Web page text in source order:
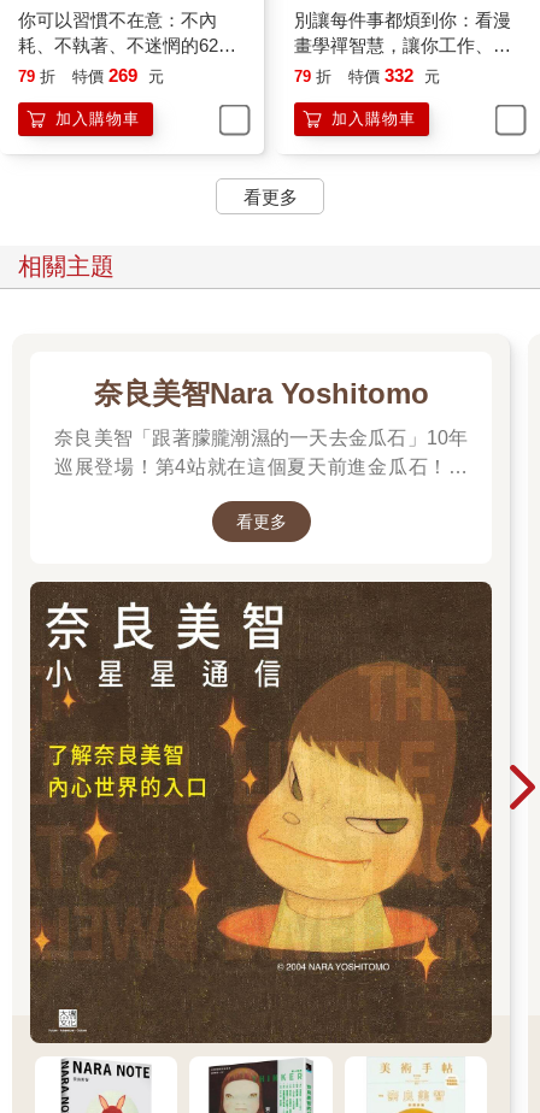
基督教觀點中，最上位是神，其次是神創造的人類，然後才是支
持人類的自然。因為自然支持著人類，所以人類認為可以依據自
己的需求，任意改變自然。這個觀點在根本上與日本大異其趣。
的需求砍伐，改製成人工物品。這些行為當中全無襯托導引出自
大規模農業，大面積翻土，砌建擋土牆，驅動機器耕出廣大麥
另一方面，日本的觀念認為，如此對待自然是一種冒犯。所以，
盡量保留原始地形，慢慢改造成為稻田或農地。
舉例來說，日本的梯田遭逢豪雨時會四處滲水，造成許多地方有
部分毀損。可是，那絕非一切俱毀或大規模的損壞，只需稍事修
理就能恢復原狀。
然而，歐洲遇到豪雨時，保護農地的擋土牆會支撐到最後，等到
害。這項道理也適用於建築、都市和庭園。
以人類的技術或力量來征服自然，設法令自然臣服的設計，即使
人類必須與自然和平共處，強行改變自然只會後患無窮，從這種
觀點誕生的日本農業，以及這種精神，承繼到建築和庭園。未
來，世界想必會開始追求這種想法。
彎曲、撓折……歷盡艱辛的樹木才美
樹木分為人工栽培與自然生長兩種。
和尋找石頭一樣，我也會上山找尋樹木。不過，山裡樹木的樹根
並非隨時可移植，所以無法立刻使用。
有些農地種植了許多從山上搬運下山的樹木。這些樹木不是從樹
苗開始種植，而是在山上尋得耐人尋味的樹木，慢慢搬運下山，
種植在農地上，才能夠移植。我主要都是從這些樹木當中進行挑
選。
雖然我也會選擇人工栽培的樹木，但自然生長的樹木，美感畢竟
全然不同。
人工栽培的樹木，為了能夠儘快換得現金，施灑大量肥料，只希
望長得快，長得粗，長得高。重點是，這樣的樹木根本營養過
剩，而且生長過於平順。
這樣的樹，顯得乏味無趣。
你可以習慣不在意：不內
耗、不執著、不迷惘的62個
心態重整練習
79 折 特價 269 元
加入購物車
別讓每件事都煩到你：看漫
畫學禪智慧，讓你工作、生
活、人際無憂一身輕
79 折 特價 332 元
加入購物車
看更多
相關主題
奈良美智Nara Yoshitomo
奈良美智「跟著朦朧潮濕的一天去金瓜石」10年
巡展登場！第4站就在這個夏天前進金瓜石！展
看更多